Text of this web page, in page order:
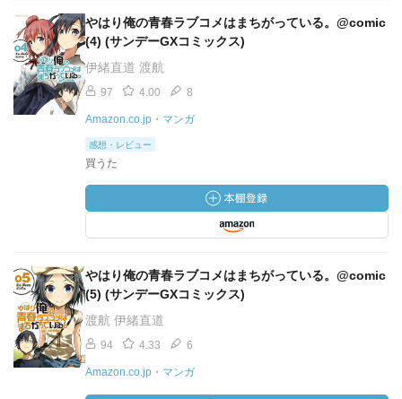
やはり俺の青春ラブコメはまちがっている。@comic
(4) (サンデーGXコミックス)
伊緒直道 渡航
97 4.00 8
Amazon.co.jp・マンガ
感想・レビュー
買うた
やはり俺の青春ラブコメはまちがっている。@comic
(5) (サンデーGXコミックス)
渡航 伊緒直道
94 4.33 6
Amazon.co.jp・マンガ